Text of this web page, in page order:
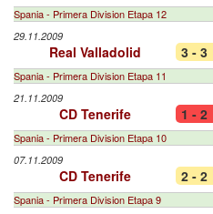
Spania - Primera Division Etapa 12
29.11.2009
Real Valladolid 3 - 3
Spania - Primera Division Etapa 11
21.11.2009
CD Tenerife 1 - 2
Spania - Primera Division Etapa 10
07.11.2009
CD Tenerife 2 - 2
Spania - Primera Division Etapa 9